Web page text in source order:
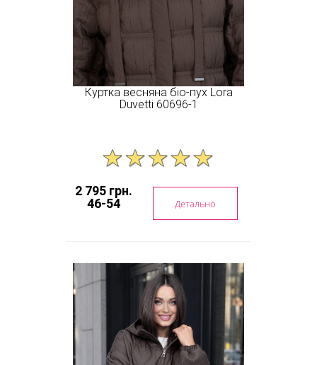
Куртка весняна біо-пух Lora
Duvetti 60696-1
2 795 грн.
46-54
Детально